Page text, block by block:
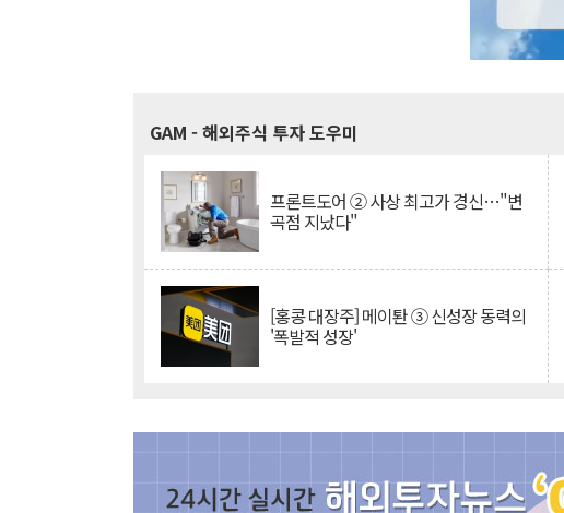
GAM - 해외주식 투자 도우미
프론트도어 ② 사상 최고가 경신…"변
곡점 지났다"
[홍콩 대장주] 메이퇀 ③ 신성장 동력의
'폭발적 성장'